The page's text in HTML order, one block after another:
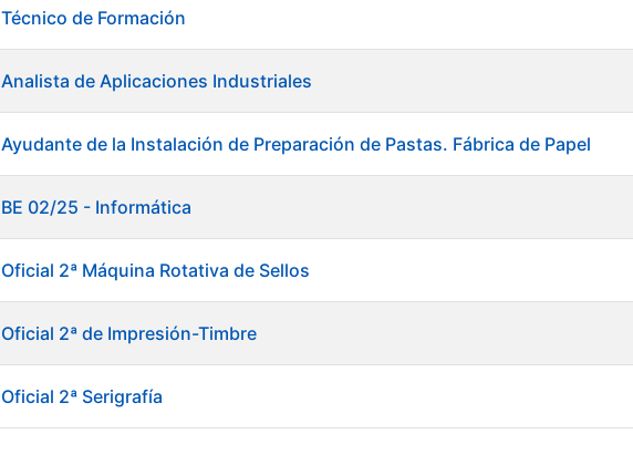
Mostrar/Ocultar
Técnico de Formación
Analista de Aplicaciones Industriales
Ayudante de la Instalación de Preparación de Pastas. Fábrica de Papel
BE 02/25 - Informática
Oficial 2ª Máquina Rotativa de Sellos
Oficial 2ª de Impresión-Timbre
Oficial 2ª Serigrafía